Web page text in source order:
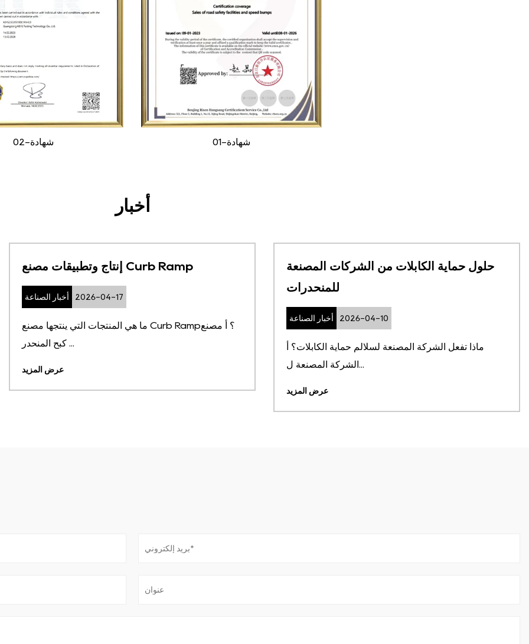
شهادة-02 شهادة-01
أخبار
إنتاج وتطبيقات مصنع Curb Ramp
أخبار الصناعة 2026-04-17
ما هي المنتجات التي ينتجها مصنع Curb Ramp؟ أ مصنع
عرض المزيد
حلول حماية الكابلات من الشركات المصنعة
للمنحدرات
أخبار الصناعة 2026-04-10
ماذا تفعل الشركة المصنعة لسلالم حماية الكابلات؟ أ
عرض المزيد